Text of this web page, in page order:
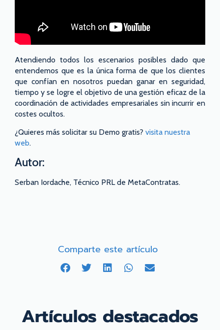
Atendiendo todos los escenarios posibles dado que
entendemos que es la única forma de que los clientes
que confían en nosotros puedan ganar en seguridad,
tiempo y se logre el objetivo de una gestión eficaz de la
coordinación de actividades empresariales sin incurrir en
costes ocultos.
¿Quieres más solicitar su Demo gratis? visita nuestra
web.
Autor:
Serban Iordache, Técnico PRL de MetaContratas.
Comparte este artículo
Artículos destacados